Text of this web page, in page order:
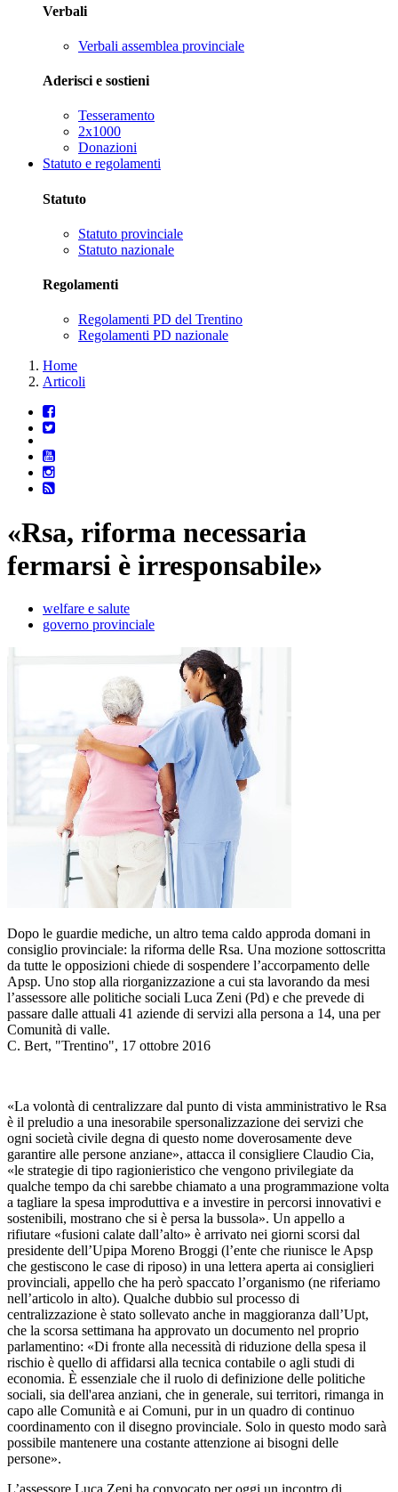
Verbali
Verbali assemblea provinciale
Aderisci e sostieni
Tesseramento
2x1000
Donazioni
Statuto e regolamenti
Statuto
Statuto provinciale
Statuto nazionale
Regolamenti
Regolamenti PD del Trentino
Regolamenti PD nazionale
Home
Articoli
«Rsa, riforma necessaria
fermarsi è irresponsabile»
welfare e salute
governo provinciale
Dopo le guardie mediche, un altro tema caldo approda domani in
consiglio provinciale: la riforma delle Rsa. Una mozione sottoscritta
da tutte le opposizioni chiede di sospendere l’accorpamento delle
Apsp. Uno stop alla riorganizzazione a cui sta lavorando da mesi
l’assessore alle politiche sociali Luca Zeni (Pd) e che prevede di
passare dalle attuali 41 aziende di servizi alla persona a 14, una per
Comunità di valle.
C. Bert, "Trentino", 17 ottobre 2016
«La volontà di centralizzare dal punto di vista amministrativo le Rsa
è il preludio a una inesorabile spersonalizzazione dei servizi che
ogni società civile degna di questo nome doverosamente deve
garantire alle persone anziane», attacca il consigliere Claudio Cia,
«le strategie di tipo ragionieristico che vengono privilegiate da
qualche tempo da chi sarebbe chiamato a una programmazione volta
a tagliare la spesa improduttiva e a investire in percorsi innovativi e
sostenibili, mostrano che si è persa la bussola». Un appello a
rifiutare «fusioni calate dall’alto» è arrivato nei giorni scorsi dal
presidente dell’Upipa Moreno Broggi (l’ente che riunisce le Apsp
che gestiscono le case di riposo) in una lettera aperta ai consiglieri
provinciali, appello che ha però spaccato l’organismo (ne riferiamo
nell’articolo in alto). Qualche dubbio sul processo di
centralizzazione è stato sollevato anche in maggioranza dall’Upt,
che la scorsa settimana ha approvato un documento nel proprio
parlamentino: «Di fronte alla necessità di riduzione della spesa il
rischio è quello di affidarsi alla tecnica contabile o agli studi di
economia. È essenziale che il ruolo di definizione delle politiche
sociali, sia dell'area anziani, che in generale, sui territori, rimanga in
capo alle Comunità e ai Comuni, pur in un quadro di continuo
coordinamento con il disegno provinciale. Solo in questo modo sarà
possibile mantenere una costante attenzione ai bisogni delle
persone».